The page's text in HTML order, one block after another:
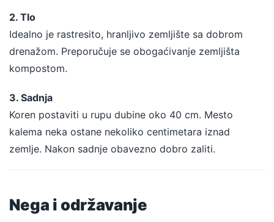
2. Tlo
Idealno je rastresito, hranljivo zemljište sa dobrom
drenažom. Preporučuje se obogaćivanje zemljišta
kompostom.
3. Sadnja
Koren postaviti u rupu dubine oko 40 cm. Mesto
kalema neka ostane nekoliko centimetara iznad
zemlje. Nakon sadnje obavezno dobro zaliti.
Nega i održavanje